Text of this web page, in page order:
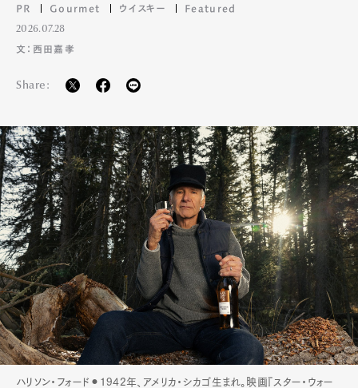
PR Gourmet ウイスキー Featured
2026.07.28
文：西田嘉孝
Share:
ハリソン・フォード⚫︎1942年、アメリカ・シカゴ生まれ。映画『スター・ウォー